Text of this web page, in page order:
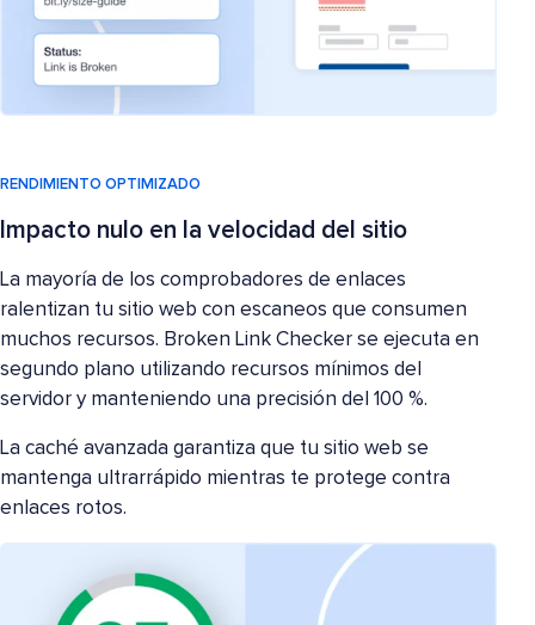
RENDIMIENTO OPTIMIZADO
Impacto nulo en la velocidad del sitio
La mayoría de los comprobadores de enlaces
ralentizan tu sitio web con escaneos que consumen
muchos recursos. Broken Link Checker se ejecuta en
segundo plano utilizando recursos mínimos del
servidor y manteniendo una precisión del 100 %.
La caché avanzada garantiza que tu sitio web se
mantenga ultrarrápido mientras te protege contra
enlaces rotos.